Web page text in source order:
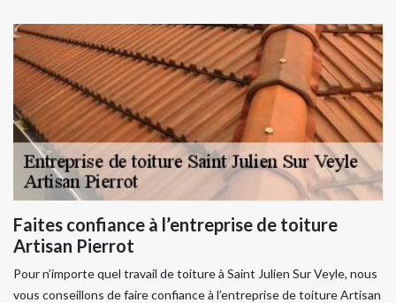
Faites confiance à l’entreprise de toiture
Artisan Pierrot
Pour n’importe quel travail de toiture à Saint Julien Sur Veyle, nous
vous conseillons de faire confiance à l’entreprise de toiture Artisan